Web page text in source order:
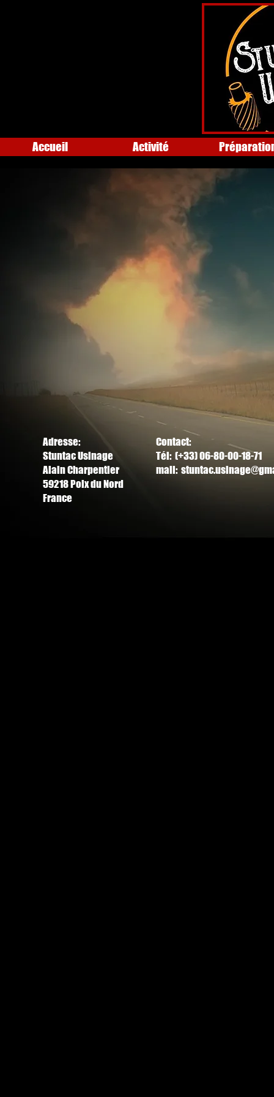
Adresse:
Stuntac Usinage
Alain Charpentier
59218 Poix du Nord
France
Contact:
Tél: (+33) 06-80-00-18-71
mail:
Accueil Activité